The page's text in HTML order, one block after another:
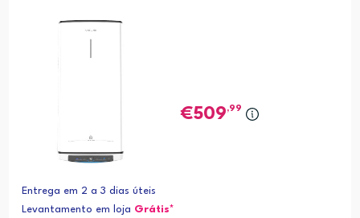
509,99
Entrega em 2 a 3 dias úteis
Levantamento em loja Grátis*